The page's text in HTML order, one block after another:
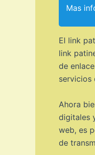
Mas
El link
link
de
servicios
Ahora
digitales
web, es
de